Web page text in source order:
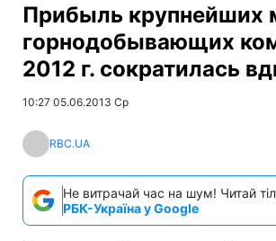
Прибыль крупнейших
горнодобывающих
2012 г. сократилась
10:27 05.06.2013 Ср
RBC.UA
Не витрачай час на шум! Читай
РБК-Україна у Google